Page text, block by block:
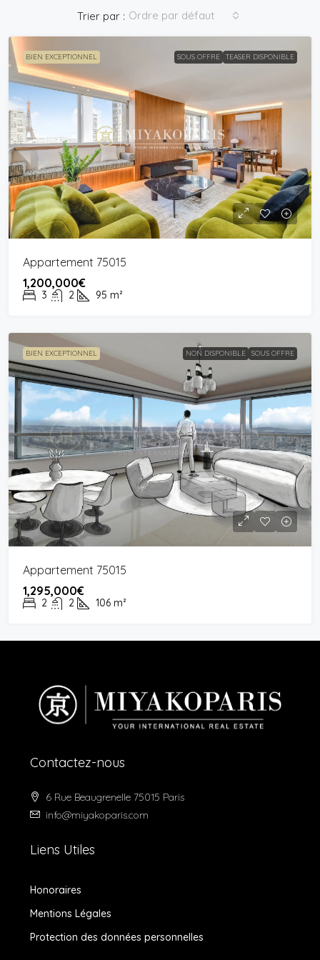
Trier par : Ordre par défaut
BIEN EXCEPTIONNEL SOUS OFFRE TEASER DISPONIBLE
Appartement 75015
1,200,000€
3 2 95 m²
BIEN EXCEPTIONNEL NON DISPONIBLE SOUS OFFRE
Appartement 75015
1,295,000€
2 2 106 m²
Contactez-nous
6 Rue Beaugrenelle 75015 Paris
info@miyakoparis.com
Liens Utiles
Honoraires
Mentions Légales
Protection des données personnelles